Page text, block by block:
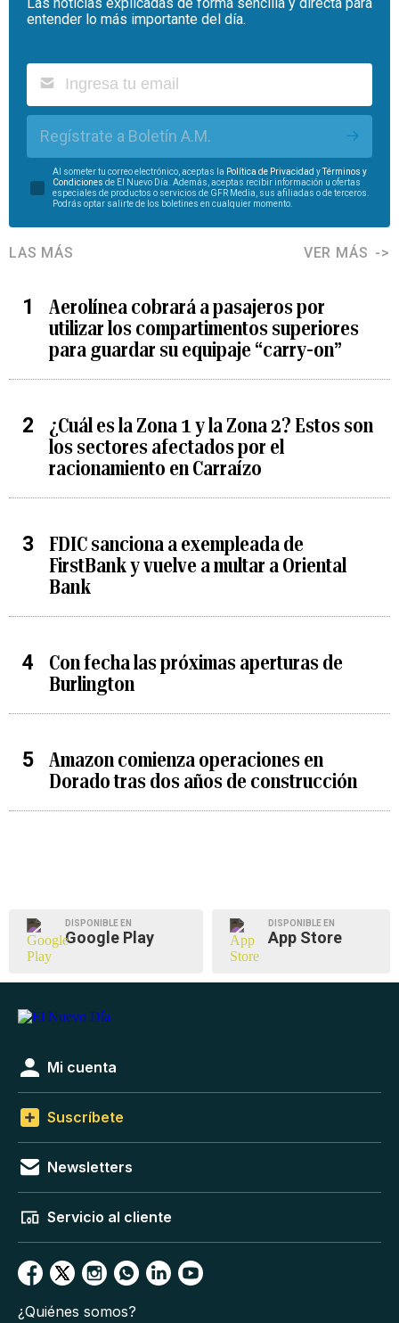
entender lo más importante del día.
Regístrate a Boletín A.M.
Al someter tu correo electrónico, aceptas la Política de Privacidad yTérminos y
Condiciones de El Nuevo Día. Además, aceptas recibir información u ofertas
especiales de productos o servicios de GFR Media, sus afiliadas o de terceros.
Podrás optar salirte de los boletines en cualquier momento.
LAS MÁS VER MÁS
Aerolínea cobrará a pasajeros por
utilizar los compartimentos superiores
para guardar su equipaje “carry-on”
¿Cuál es la Zona 1 y la Zona 2? Estos son
los sectores afectados por el
racionamiento en Carraízo
FDIC sanciona a exempleada de
FirstBank y vuelve a multar a Oriental
Bank
Con fecha las próximas aperturas de
Burlington
Amazon comienza operaciones en
Dorado tras dos años de construcción
DISPONIBLE EN
Google Play
DISPONIBLE EN
App Store
Mi cuenta
Suscríbete
Newsletters
Servicio al cliente
¿Quiénes somos?